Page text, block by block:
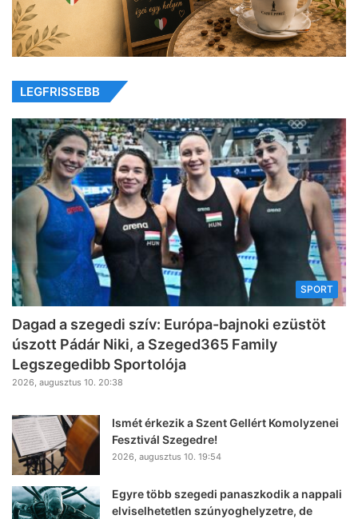
LEGFRISSEBB
SPORT
Dagad a szegedi szív: Európa-bajnoki ezüstöt
úszott Pádár Niki, a Szeged365 Family
Legszegedibb Sportolója
2026, augusztus 10. 20:38
Ismét érkezik a Szent Gellért Komolyzenei
Fesztivál Szegedre!
2026, augusztus 10. 19:54
Egyre több szegedi panaszkodik a nappali
elviselhetetlen szúnyoghelyzetre, de